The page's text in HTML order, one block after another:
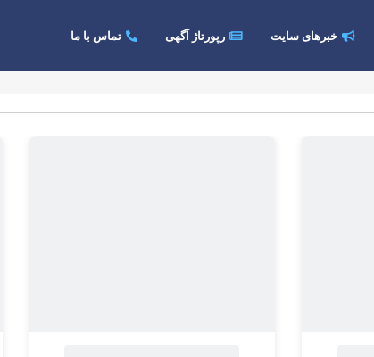
خبرهای سایت رپورتاژ آگهی تماس با ما